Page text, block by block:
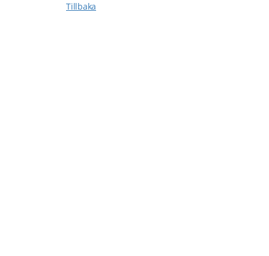
Tillbaka